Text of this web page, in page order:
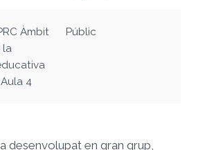
Àmbit
la
4
Públic
desenvolupat en gran grup,